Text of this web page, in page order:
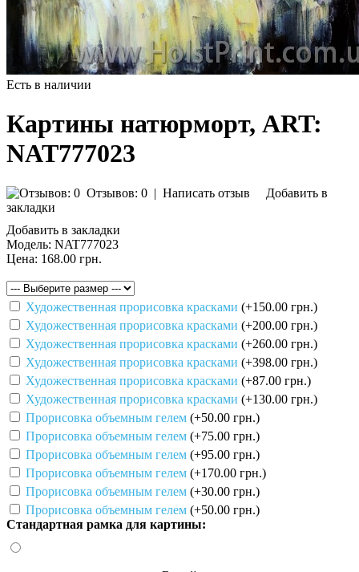
Есть в наличии
Картины натюрморт, ART:
NAT777023
Отзывов: 0 | Написать отзыв
Добавить в
закладки
Добавить в закладки
Модель: NAT777023
Цена: 168.00 грн.
Художественная прорисовка красками (+150.00 грн.)
Художественная прорисовка красками (+200.00 грн.)
Художественная прорисовка красками (+260.00 грн.)
Художественная прорисовка красками (+398.00 грн.)
Художественная прорисовка красками (+87.00 грн.)
Художественная прорисовка красками (+130.00 грн.)
Прорисовка объемным гелем (+50.00 грн.)
Прорисовка объемным гелем (+75.00 грн.)
Прорисовка объемным гелем (+95.00 грн.)
Прорисовка объемным гелем (+170.00 грн.)
Прорисовка объемным гелем (+30.00 грн.)
Прорисовка объемным гелем (+50.00 грн.)
Стандартная рамка для картины: